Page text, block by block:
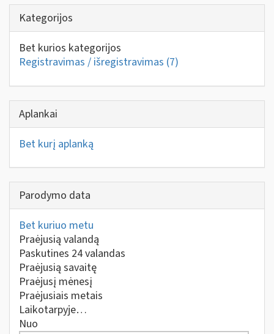
Kategorijos
Bet kurios kategorijos
Registravimas / išregistravimas (7)
Aplankai
Bet kurį aplanką
Parodymo data
Bet kuriuo metu
Praėjusią valandą
Paskutines 24 valandas
Praėjusią savaitę
Praėjusį mėnesį
Praėjusiais metais
Laikotarpyje…
Nuo